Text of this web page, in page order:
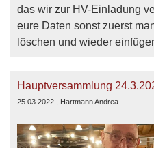
das wir zur HV-Einladung
eure Daten sonst zuerst
löschen und wieder
Hauptversammlung
25.03.2022 , Hartmann Andrea